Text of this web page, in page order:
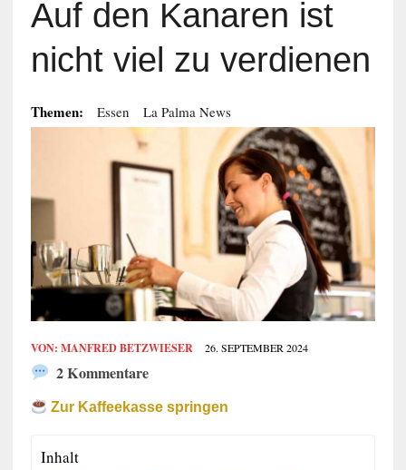
Auf den Kanaren ist
nicht viel zu verdienen
Themen: Essen La Palma News
VON: MANFRED BETZWIESER 26. SEPTEMBER 2024
2 Kommentare
Zur Kaffeekasse springen
Inhalt